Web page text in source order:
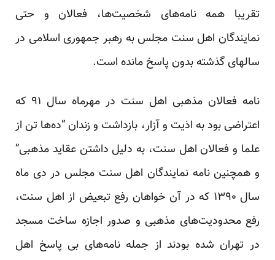
تقریبا همه نامه‌های شخصیت‌ها، فعالان و حتی
نمایندگان اهل سنت مجلس به رهبر جمهوری اسلامی در
سالهای گذشته بدون پاسخ مانده است.
نامه فعالان مذهبی اهل سنت در مهرماه سال ۹۱ که
اعتراضی بود به اذیت و آزار، بازداشت و زندان “ده‌ها تن از
علما و فعالان اهل سنت، به دلیل داشتن عقاید مذهبی”
و همچنین نامه نمایندگان اهل سنت مجلس در دی ماه
سال ۱۳۹۰ که در آن خواهان رفع تبعیض از اهل سنت،
رفع محدودیت‌های مذهبی و صدور اجازه ساخت مسجد
در تهران شده بودند از جمله‌ نامه‌های بی پاسخ اهل